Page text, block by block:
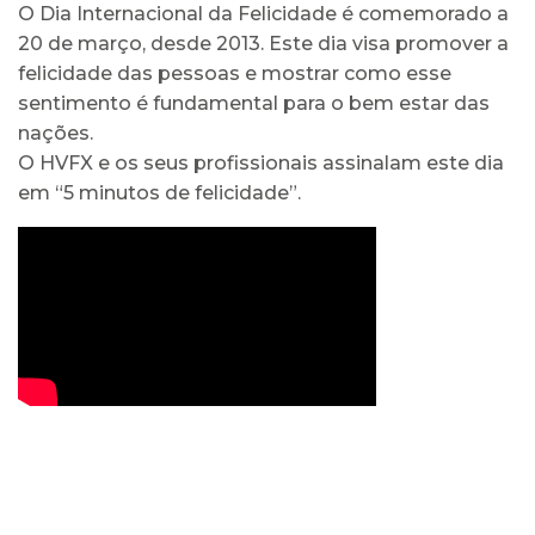
O Dia Internacional da Felicidade é comemorado a
20 de março, desde 2013. Este dia visa promover a
felicidade das pessoas e mostrar como esse
sentimento é fundamental para o bem estar das
nações.
O HVFX e os seus profissionais assinalam este dia
em “5 minutos de felicidade”.